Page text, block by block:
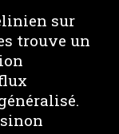
sur
trouve un
sinon